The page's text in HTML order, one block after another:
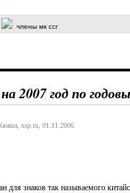
члены мк ссг
2007 год по
xsp.ru, 01.11.2006
для знаков так называемого